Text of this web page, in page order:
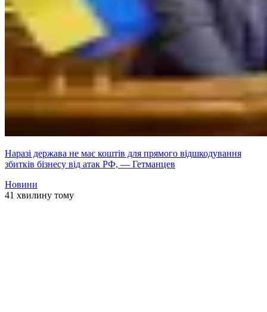
Наразі держава не має коштів для прямого відшкодування
збитків бізнесу від атак РФ, — Гетманцев
Новини
41 хвилину тому